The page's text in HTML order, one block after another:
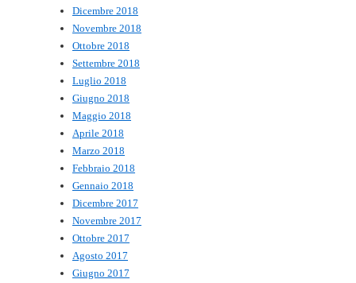
Dicembre 2018
Novembre 2018
Ottobre 2018
Settembre 2018
Luglio 2018
Giugno 2018
Maggio 2018
Aprile 2018
Marzo 2018
Febbraio 2018
Gennaio 2018
Dicembre 2017
Novembre 2017
Ottobre 2017
Agosto 2017
Giugno 2017